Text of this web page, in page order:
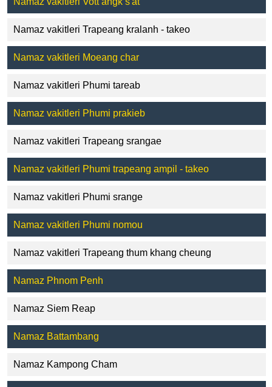
Namaz vakitleri Trapeang kralanh - takeo
Namaz vakitleri Moeang char
Namaz vakitleri Phumi tareab
Namaz vakitleri Phumi prakieb
Namaz vakitleri Trapeang srangae
Namaz vakitleri Phumi trapeang ampil - takeo
Namaz vakitleri Phumi srange
Namaz vakitleri Phumi nomou
Namaz vakitleri Trapeang thum khang cheung
Namaz Phnom Penh
Namaz Siem Reap
Namaz Battambang
Namaz Kampong Cham